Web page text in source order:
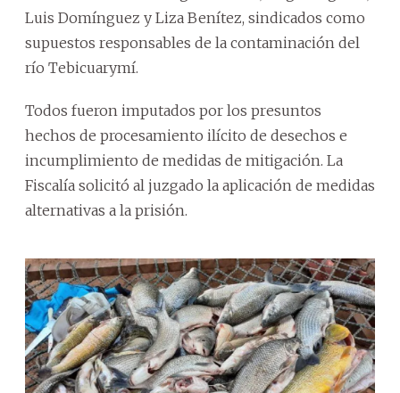
Luis Domínguez y Liza Benítez, sindicados como
supuestos responsables de la contaminación del
río Tebicuarymí.
Todos fueron imputados por los presuntos
hechos de procesamiento ilícito de desechos e
incumplimiento de medidas de mitigación. La
Fiscalía solicitó al juzgado la aplicación de medidas
alternativas a la prisión.